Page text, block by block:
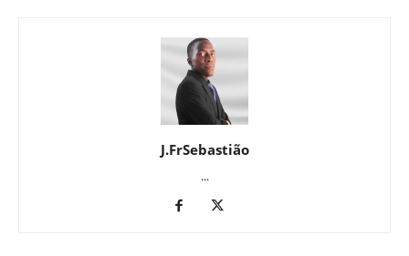
J.FrSebastião
...